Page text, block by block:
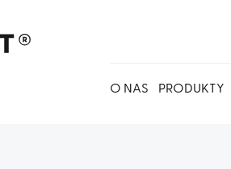
O NAS PRODUKTY